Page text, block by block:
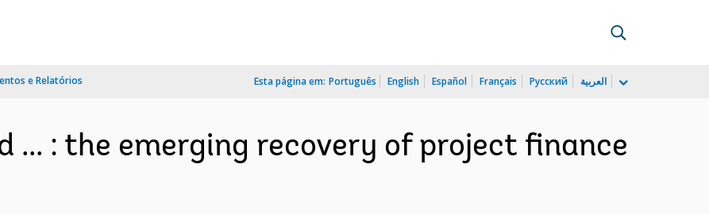
e Relatórios Esta página em: Português English Español Français Русский العربية
... : the emerging recovery of project finance